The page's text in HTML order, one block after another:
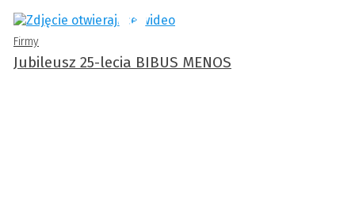
Firmy
Jubileusz 25-lecia BIBUS MENOS